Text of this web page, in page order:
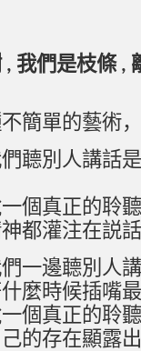
, 我們是枝條,
簡單的藝術
聼別人講話
一個真正的聆
都灌注在説
一邊聼別人
麼時候插嘴
一個真正的聆
的存在顯露